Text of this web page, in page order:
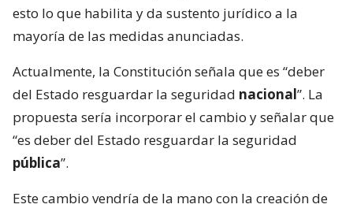
esto lo que habilita y da sustento jurídico a la
mayoría de las medidas anunciadas.
Actualmente, la Constitución señala que es “deber
del Estado resguardar la seguridad nacional”. La
propuesta sería incorporar el cambio y señalar que
“es deber del Estado resguardar la seguridad
pública”.
Este cambio vendría de la mano con la creación de